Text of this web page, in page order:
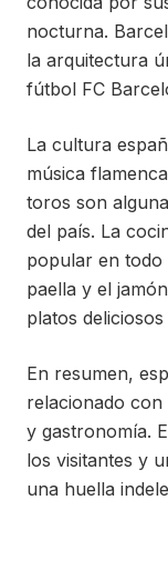
nocturna.
la arquitectura
fútbol FC
La cultura
música
toros son
del país. La
popular en todo
paella y el
platos
En resumen,
relacionado con
y gastronomía.
los visitantes y
una huella